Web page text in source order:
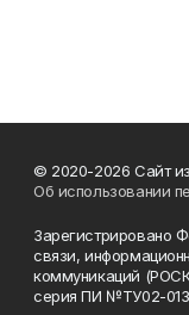
© 2020-2026 Сайт
Об использовании
Зарегистрировано
связи,
коммуникаций
серия ПИ №ТУ02-